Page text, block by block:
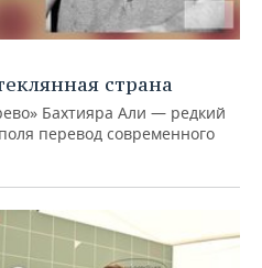
страна
Бахтияра Али — редкий
перевод современного